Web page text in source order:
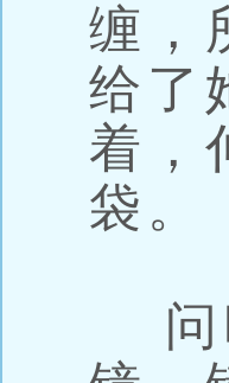
缠，
给了
着，
袋。
问